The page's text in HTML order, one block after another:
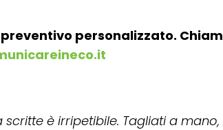
personalizzato.
scritte è irripetibile. Tagliati a